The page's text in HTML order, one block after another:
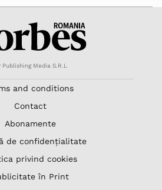
Publishing Media S.R.L
and conditions
Contact
Abonamente
de confidențialitate
privind cookies
în Print